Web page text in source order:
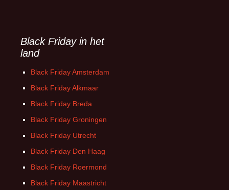
Black Friday in het
land
Black Friday Amsterdam
Black Friday Alkmaar
Black Friday Breda
Black Friday Groningen
Black Friday Utrecht
Black Friday Den Haag
Black Friday Roermond
Black Friday Maastricht